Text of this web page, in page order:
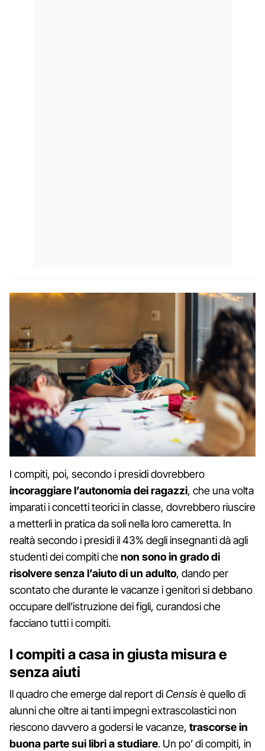
I compiti, poi, secondo i presidi dovrebbero
incoraggiare l’autonomia dei ragazzi, che una volta
imparati i concetti teorici in classe, dovrebbero riuscire
a metterli in pratica da soli nella loro cameretta. In
realtà secondo i presidi il 43% degli insegnanti dà agli
studenti dei compiti chenon sono in grado di
risolvere senza l’aiuto di un adulto, dando per
scontato che durante le vacanze i genitori si debbano
occupare dell’istruzione dei figli, curandosi che
facciano tutti i compiti.
I compiti a casa in giusta misura e
senza aiuti
Il quadro che emerge dal report diCensisè quello di
alunni che oltre ai tanti impegni extrascolastici non
riescono davvero a godersi le vacanze, trascorse in
buona parte sui libri a studiare. Un po’ di compiti, in